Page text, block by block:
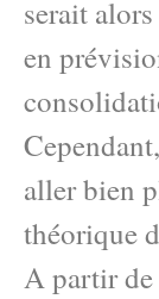
serait
en
aller bien
théorique
A partir